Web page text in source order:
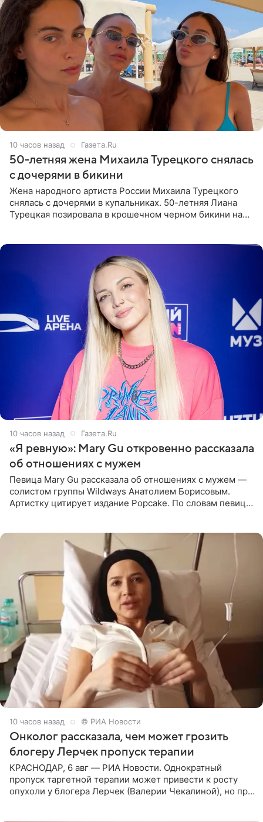
10 часов назад Газета.Ru
50-летняя жена Михаила Турецкого снялась
с дочерями в бикини
Жена народного артиста России Михаила Турецкого
снялась с дочерями в купальниках. 50-летняя Лиана
Турецкая позировала в крошечном черном бикини на
10 часов назад Газета.Ru
«Я ревную»: Mary Gu откровенно рассказала
об отношениях с мужем
Певица Mary Gu рассказала об отношениях с мужем —
солистом группы Wildways Анатолием Борисовым.
Артистку цитирует издание Popcake. По словам певицы,
10 часов назад © РИА Новости
Онколог рассказала, чем может грозить
блогеру Лерчек пропуск терапии
КРАСНОДАР, 6 авг — РИА Новости. Однократный
пропуск таргетной терапии может привести к росту
опухоли у блогера Лерчек (Валерии Чекалиной), но при